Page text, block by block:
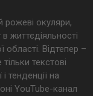
окуляри,
життєдіяльності
області. Відтепер –
текстові
тенденції на
YouTube-канал